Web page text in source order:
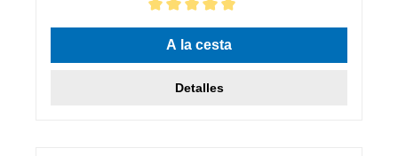
Calificación promedio de 5 de 5 estrellas
A la cesta
Detalles